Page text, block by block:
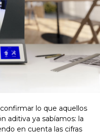
lo que aquellos
aditiva ya sabíamos: la
en cuenta las cifras